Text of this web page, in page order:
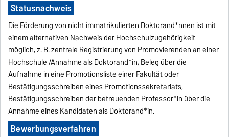
Statusnachweis
Die Förderung von nicht immatrikulierten Doktorand*nnen ist mit
einem alternativen Nachweis der Hochschulzugehörigkeit
möglich, z. B. zentrale Registrierung von Promovierenden an einer
Hochschule /Annahme als Doktorand*in, Beleg über die
Aufnahme in eine Promotionsliste einer Fakultät oder
Bestätigungsschreiben eines Promotionssekretariats,
Bestätigungsschreiben der betreuenden Professor*in über die
Annahme eines Kandidaten als Doktorand*in.
Bewerbungsverfahren